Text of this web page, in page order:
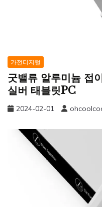
가전디지털
굿밸류 알루미늄 접
실버 태블릿PC
2024-02-01